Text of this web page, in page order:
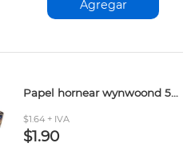
Agregar
Papel hornear wynwoond 5mt
$1.64 + IVA
$1.90